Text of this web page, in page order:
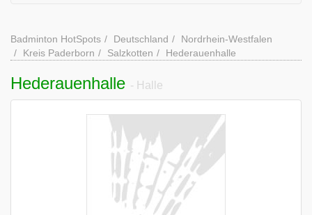
Badminton HotSpots Deutschland
Nordrhein-Westfalen
Kreis Paderborn
Salzkotten Hederauenhalle
Hederauenhalle - Halle